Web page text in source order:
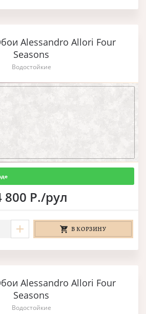
Alessandro Allori Four
Seasons
Водостойкие
800 Р./рул
В КОРЗИНУ
Alessandro Allori Four
Seasons
Водостойкие